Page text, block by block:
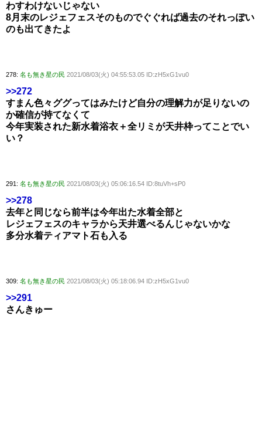
わすわけないじゃない
8月末のレジェフェスそのものでぐぐれば過去のそれっぽい
のも出てきたよ
278: 名も無き星の民 2021/08/03(火) 04:55:53.05 ID:zH5xG1vu0
>>272
すまん色々ググってはみたけど自分の理解力が足りないの
か確信が持てなくて
今年実装された新水着浴衣＋全リミが天井枠ってことでい
い？
291: 名も無き星の民 2021/08/03(火) 05:06:16.54 ID:8tuVh+sP0
>>278
去年と同じなら前半は今年出た水着全部と
レジェフェスのキャラから天井選べるんじゃないかな
多分水着ティアマト石も入る
309: 名も無き星の民 2021/08/03(火) 05:18:06.94 ID:zH5xG1vu0
>>291
さんきゅー